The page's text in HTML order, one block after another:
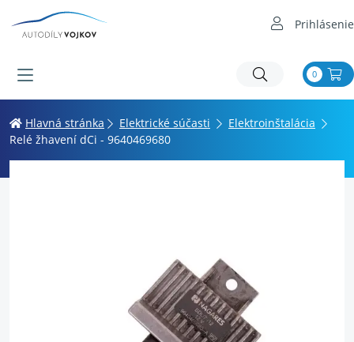
Prihlásenie
0
Hlavná stránka Elektrické súčasti
Elektroinštalácia
Relé žhavení dCi - 9640469680